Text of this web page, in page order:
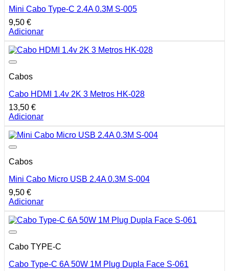
Mini Cabo Type-C 2.4A 0.3M S-005
9,50 €
Adicionar
Cabos
Cabo HDMI 1.4v 2K 3 Metros HK-028
13,50 €
Adicionar
Cabos
Mini Cabo Micro USB 2.4A 0.3M S-004
9,50 €
Adicionar
Cabo TYPE-C
Cabo Type-C 6A 50W 1M Plug Dupla Face S-061